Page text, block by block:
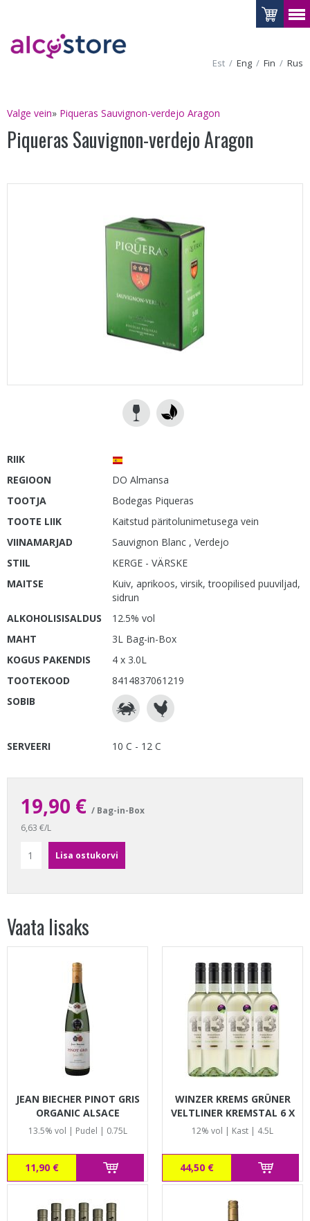
Est Eng Fin Rus
Valge vein» Piqueras Sauvignon-verdejo Aragon
Piqueras Sauvignon-verdejo Aragon
RIIK
REGIOON
DO Almansa
TOOTJA
Bodegas Piqueras
TOOTE LIIK
Kaitstud päritolunimetusega vein
VIINAMARJAD
Sauvignon Blanc , Verdejo
STIIL
KERGE - VÄRSKE
MAITSE
Kuiv, aprikoos, virsik, troopilised puuviljad,
sidrun
ALKOHOLISISALDUS
12.5% vol
MAHT
3L Bag-in-Box
KOGUS PAKENDIS
4 x 3.0L
TOOTEKOOD
8414837061219
SOBIB
SERVEERI 10 C - 12 C
19,90 € / Bag-in-Box
6,63 €/L
Vaata lisaks
JEAN BIECHER PINOT GRIS
ORGANIC ALSACE
13.5% vol | Pudel | 0.75L
11,90 €
WINZER KREMS GRÜNER
VELTLINER KREMSTAL 6 X
0,75L KAST
12% vol | Kast | 4.5L
44,50 €